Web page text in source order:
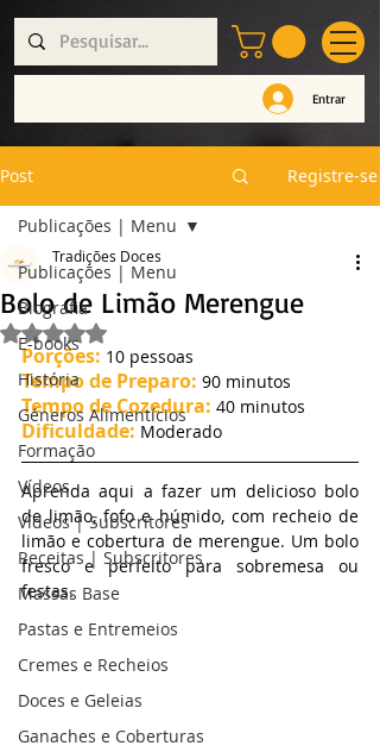
Entrar
Post Registre-se
Publicações | Menu
Biografia
E-books
História
Géneros Alimentícios
Formação
Vídeos
Vídeos | Subscritores
Receitas | Subscritores
Massas Base
Pastas e Entremeios
Cremes e Recheios
Doces e Geleias
Ganaches e Coberturas
Publicações | Menu
Bolo de Limão Merengue
Tradições Doces
Avaliado com NaN de 5 estrelas.
Porções: 10 pessoas
Tempo de Preparo: 90 minutos
Tempo de Cozedura: 40 minutos
Dificuldade: Moderado
Aprenda aqui a fazer um delicioso bolo
de limão, fofo e húmido, com recheio de
limão e cobertura de merengue. Um bolo
fresco e perfeito para sobremesa ou
festas.